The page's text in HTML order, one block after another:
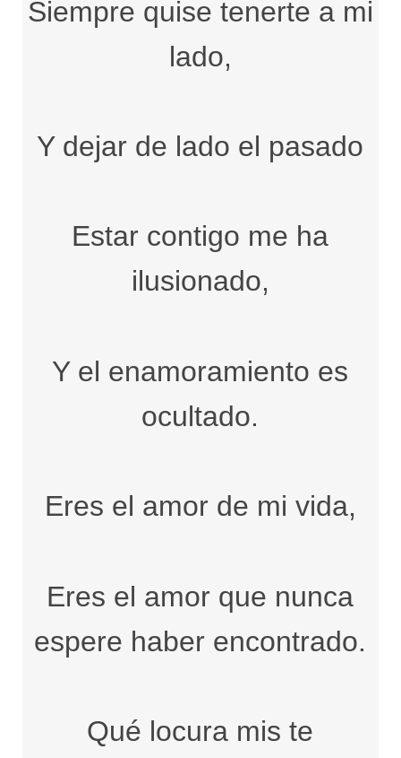
Siempre quise tenerte a mi
lado,
Y dejar de lado el pasado
Estar contigo me ha
ilusionado,
Y el enamoramiento es
ocultado.
Eres el amor de mi vida,
Eres el amor que nunca
espere haber encontrado.
Qué locura mis te